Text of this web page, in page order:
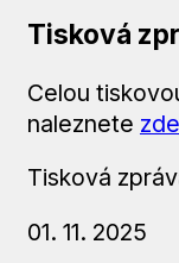
Tisková
Celou
naleznete zde
Tisková
01. 11. 2025